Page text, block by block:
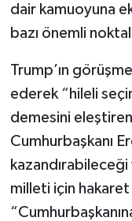
dair kamuoyuna
bazı önemli
Trump’ın
ederek “hileli
demesini
Cumhurbaşkanı
kazandırabileceği
milleti için